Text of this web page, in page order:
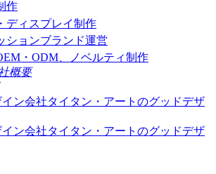
作
ディスプレイ制作
ションブランド運営
・ODM、ノベルティ制作
概要